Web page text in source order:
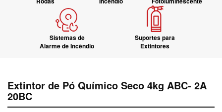
Sistemas de
Alarme de Incêndio
Suportes para
Extintores
Extintor de Pó Químico Seco 4kg ABC- 2A
20BC